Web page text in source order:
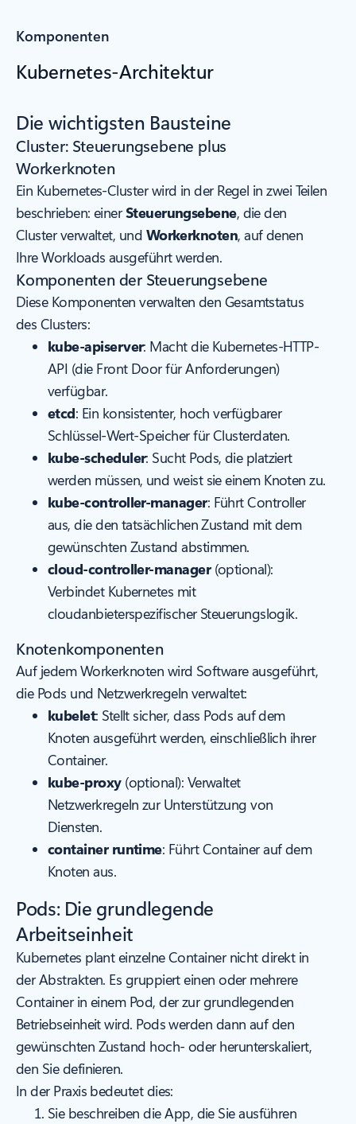
Komponenten
Kubernetes-Architektur
Die wichtigsten Bausteine
Cluster: Steuerungsebene plus
Workerknoten
Ein Kubernetes-Cluster wird in der Regel in zwei Teilen
beschrieben: einerSteuerungsebene, die den
Cluster verwaltet, und Workerknoten, auf denen
Ihre Workloads ausgeführt werden.
Komponenten der Steuerungsebene
Diese Komponenten verwalten den Gesamtstatus
des Clusters:
kube-apiserver: Macht die Kubernetes-HTTP-
API (die Front Door für Anforderungen)
verfügbar.
etcd: Ein konsistenter, hoch verfügbarer
Schlüssel-Wert-Speicher für Clusterdaten.
kube-scheduler: Sucht Pods, die platziert
werden müssen, und weist sie einem Knoten zu.
kube-controller-manager: Führt Controller
aus, die den tatsächlichen Zustand mit dem
gewünschten Zustand abstimmen.
cloud-controller-manager(optional):
Verbindet Kubernetes mit
cloudanbieterspezifischer Steuerungslogik.
Knotenkomponenten
Auf jedem Workerknoten wird Software ausgeführt,
die Pods und Netzwerkregeln verwaltet:
kubelet: Stellt sicher, dass Pods auf dem
Knoten ausgeführt werden, einschließlich ihrer
Container.
kube-proxy(optional): Verwaltet
Netzwerkregeln zur Unterstützung von
Diensten.
container runtime: Führt Container auf dem
Knoten aus.
Pods: Die grundlegende
Arbeitseinheit
Kubernetes plant einzelne Container nicht direkt in
der Abstrakten. Es gruppiert einen oder mehrere
Container in einem Pod, der zur grundlegenden
Betriebseinheit wird. Pods werden dann auf den
gewünschten Zustand hoch- oder herunterskaliert,
den Sie definieren.
In der Praxis bedeutet dies:
Sie beschreiben die App, die Sie ausführen